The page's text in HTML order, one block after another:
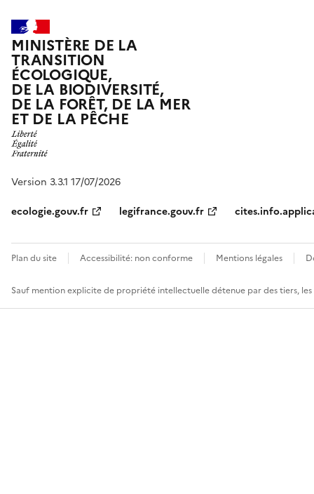
MINISTÈRE DE LA
TRANSITION
ÉCOLOGIQUE,
DE LA BIODIVERSITÉ,
DE LA FORÊT, DE LA MER
ET DE LA PÊCHE
Version 3.3.1 17/07/2026
ecologie.gouv.fr
legifrance.gouv.fr
Plan du site Accessibilité: non conforme Mentions légales
Sauf mention explicite de propriété intellectuelle détenue par des tiers,